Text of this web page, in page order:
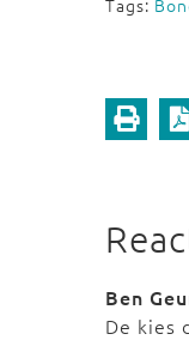
Tags:
Ben
De kies